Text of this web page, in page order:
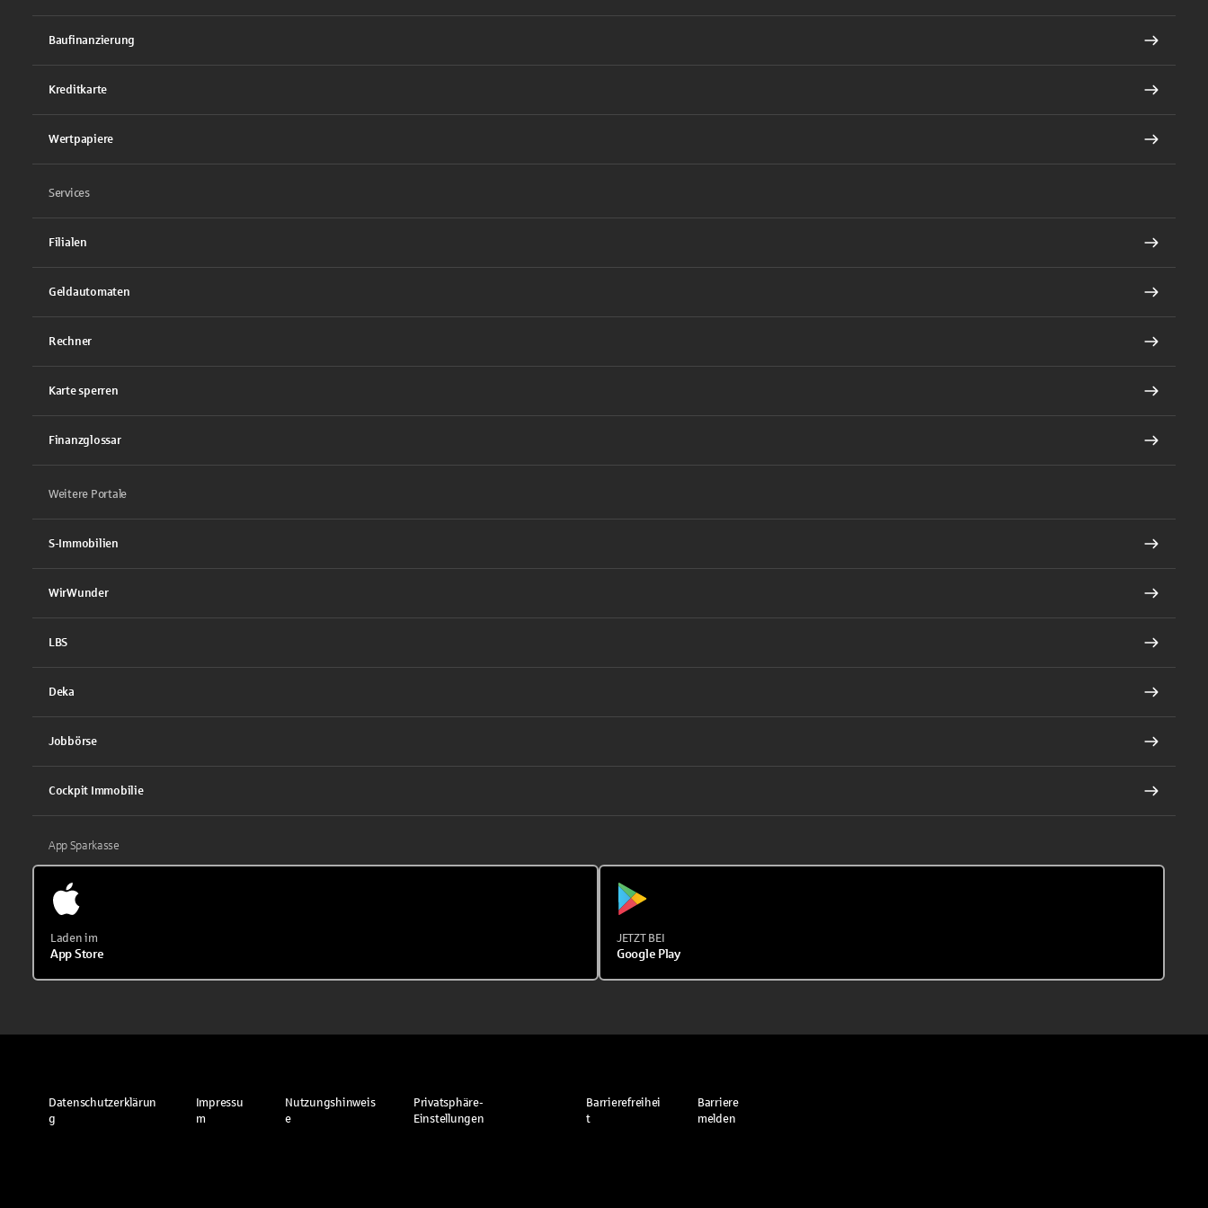
Baufinanzierung
Kreditkarte
Wertpapiere
Services
Filialen
Geldautomaten
Rechner
Karte sperren
Finanzglossar
Weitere Portale
S-Immobilien
WirWunder
LBS
Deka
Jobbörse
Cockpit Immobilie
App Sparkasse
Laden im
App Store
JETZT BEI
Google Play
Datenschutzerklärun
g
Impressu
m
Nutzungshinweis
e
Privatsphäre-
Einstellungen
Barrierefreihei
t
Barriere
melden